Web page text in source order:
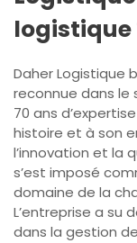
logistique
Daher Logistique
reconnue dans le
70 ans
histoire et à son
l’innovation et la
s’est imposé
domaine de la
L’entreprise a su
dans la gestion